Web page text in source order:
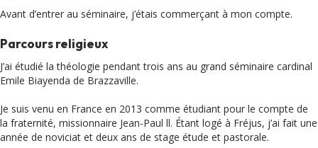
Avant d’entrer au séminaire, j’étais commerçant à mon compte.
Parcours religieux
J’ai étudié la théologie pendant trois ans au grand séminaire cardinal
Emile Biayenda de Brazzaville.
Je suis venu en France en 2013 comme étudiant pour le compte de
la fraternité, missionnaire Jean-Paul ll. Étant logé à Fréjus, j’ai fait une
année de noviciat et deux ans de stage étude et pastorale.